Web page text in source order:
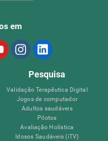
em
Pesquisa
Validação Terapêutica Digital
Jogos de computador
Adultos saudáveis
Pilotos
Avaliação Holística
Idosos Saudáveis (iTV)